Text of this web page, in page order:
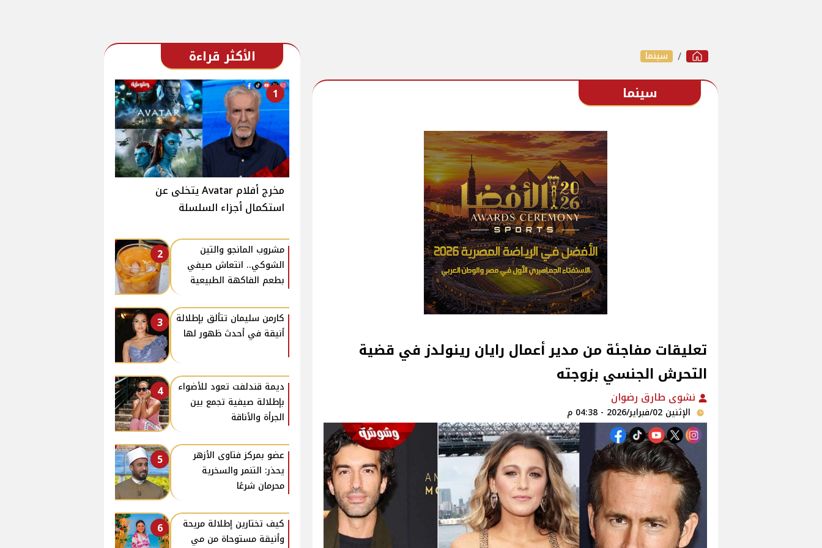
سينما
سينما
تعليقات مفاجئة من مدير أعمال رايان رينولدز في قضية
التحرش الجنسي بزوجته
نشوى طارق رضوان
الإثنين 02/فبراير/2026 - 04:38 م
الأكثر قراءة
1
مخرج أفلام Avatar يتخلى عن
استكمال أجزاء السلسلة
2
مشروب المانجو والتين
الشوكي.. انتعاش صيفي
بطعم الفاكهة الطبيعية
3
كارمن سليمان تتألق بإطلالة
أنيقة في أحدث ظهور لها
4
ديمة قندلفت تعود للأضواء
بإطلالة صيفية تجمع بين
الجرأة والأناقة
5
عضو بمركز فتاوى الأزهر
يحذر: التنمر والسخرية
محرمان شرعًا
6
كيف تختارين إطلالة مريحة
وأنيقة مستوحاة من مي